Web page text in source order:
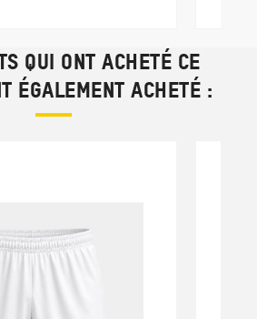
QUI ONT ACHETÉ CE
ÉGALEMENT ACHETÉ :